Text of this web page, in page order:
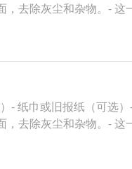
去除灰尘和杂物。- 这
- 纸巾或旧报纸（可选
去除灰尘和杂物。- 这